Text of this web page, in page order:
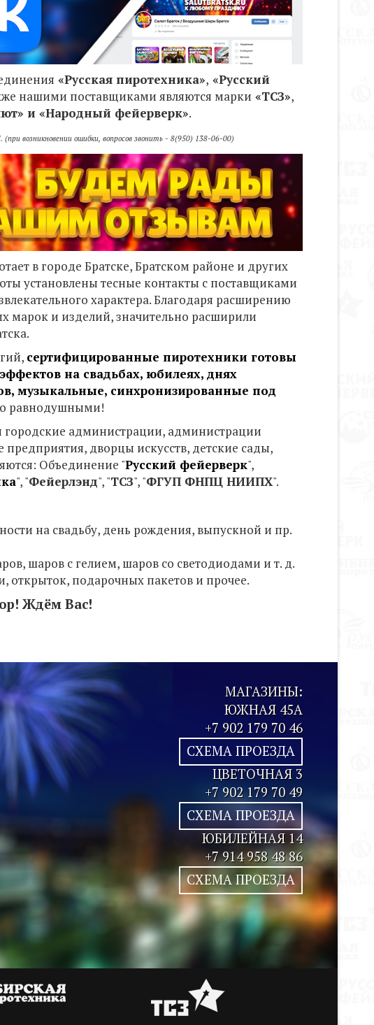
«Русская пиротехника», «Русский
нашими поставщиками являются марки «ТСЗ»,
» и «Народный фейерверк».
возникновении ошибки, вопросов звонить - 8(950) 138-06-00)
в городе Братске, Братском районе и других
установлены тесные контакты с поставщиками
характера. Благодаря расширению
марок и изделий, значительно расширили
сертифицированные пиротехники готовы
на свадьбах, юбилеях, днях
музыкальные, синхронизированные под
равнодушными!
городские администрации, администрации
дворцы искусств, детские сады,
Объединение "Русский фейерверк",
","Фейерлэнд", "ТСЗ", "ФГУП ФНПЦ НИИПХ".
на свадьбу, день рождения, выпускной и пр.
шаров с гелием, шаров со светодиодами и т. д.
открыток, подарочных пакетов и прочее.
Ждём Вас!
МАГАЗИНЫ:
ЮЖНАЯ 45А
+7 902 179 70 46
СХЕМА ПРОЕЗДА
ЦВЕТОЧНАЯ 3
+7 902 179 70 49
СХЕМА ПРОЕЗДА
ЮБИЛЕЙНАЯ 14
+7 914 958 48 86
СХЕМА ПРОЕЗДА